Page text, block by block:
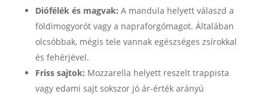
Diófélék és magvak: A mandula helyett válaszd a
földimogyorót vagy a napraforgómagot. Általában
olcsóbbak, mégis tele vannak egészséges zsírokkal
és fehérjével.
Friss sajtok: Mozzarella helyett reszelt trappista
vagy edami sajt sokszor jó ár-érték arányú